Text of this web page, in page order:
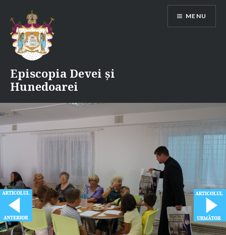
content
Episcopia Devei și
Hunedoarei
MENU